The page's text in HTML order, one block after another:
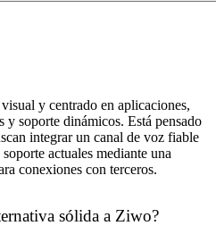
y centrado en aplicaciones,
y soporte dinámicos. Está pensado
integrar un canal de voz fiable
actuales mediante una
conexiones con terceros.
sólida a Ziwo?